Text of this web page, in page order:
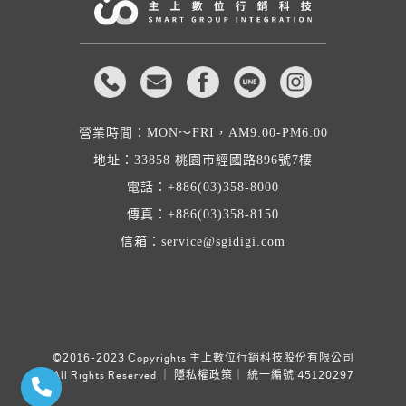
營業時間：MON～FRI，AM9:00-PM6:00
地址： 33858 桃園市經國路896號7樓
電話： +886(03)358-8000
傳真：+886(03)358-8150
信箱： service@sgidigi.com
©2016-2023 Copyrights 主上數位行銷科技股份有限公司
All Rights Reserved ｜
隱私權政策 ｜ 統一編號 45120297